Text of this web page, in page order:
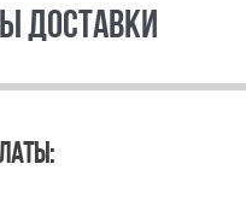
ДОСТАВКИ